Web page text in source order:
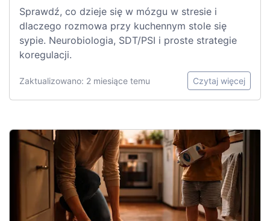
Sprawdź, co dzieje się w mózgu w stresie i
dlaczego rozmowa przy kuchennym stole się
sypie. Neurobiologia, SDT/PSI i proste strategie
koregulacji.
Zaktualizowano: 2 miesiące temu Czytaj więcej